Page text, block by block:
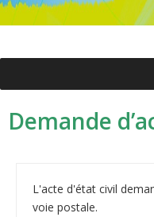
Demande
L'acte d'état civil
voie postale.